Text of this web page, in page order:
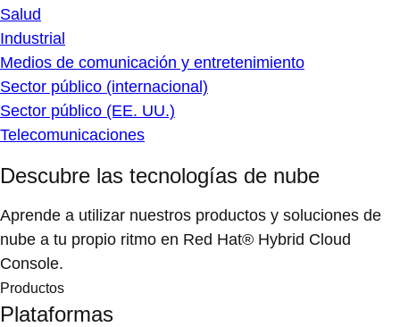
Salud
Industrial
Medios de comunicación y entretenimiento
Sector público (internacional)
Sector público (EE. UU.)
Telecomunicaciones
Descubre las tecnologías de nube
Aprende a utilizar nuestros productos y soluciones de
nube a tu propio ritmo en Red Hat® Hybrid Cloud
Console.
Productos
Plataformas